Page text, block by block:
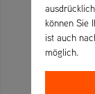
können Sie
ist auch
möglich.